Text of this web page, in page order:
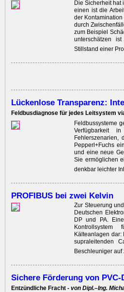
Die Sicherheit hat
einen ist die
der
durch
zum Beispiel
unterschätzen
Stillstand einer
Lückenlose Transparenz:
Feldbusdiagnose für jedes Leitsystem
Feldbussysteme
Verfügbarkeit
Fehlerszenarien,
Pepperl+Fuchs
und eine neue
Sie ermöglichen
denkbar leichter
PROFIBUS bei zwei Kelvin
Zur Steuerung
Deutschen
DP und PA.
Kälteanlagen
supraleitenden
Beschleuniger
Sichere Förderung von
Entzündliche Fracht - von Dipl.–Ing.